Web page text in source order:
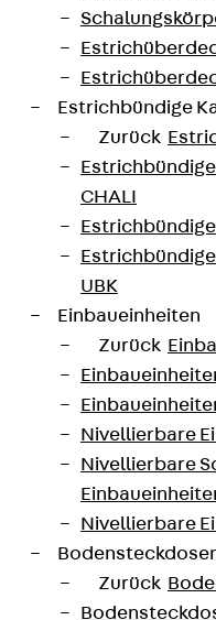
Estrichbündige
Zurück
CHALI
UBK
Einbaueinheiten
Zurück
Nivellierbare
Nivellierbare
Nivellierbare
Zurück